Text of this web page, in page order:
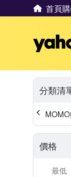
首頁
分類清
價格